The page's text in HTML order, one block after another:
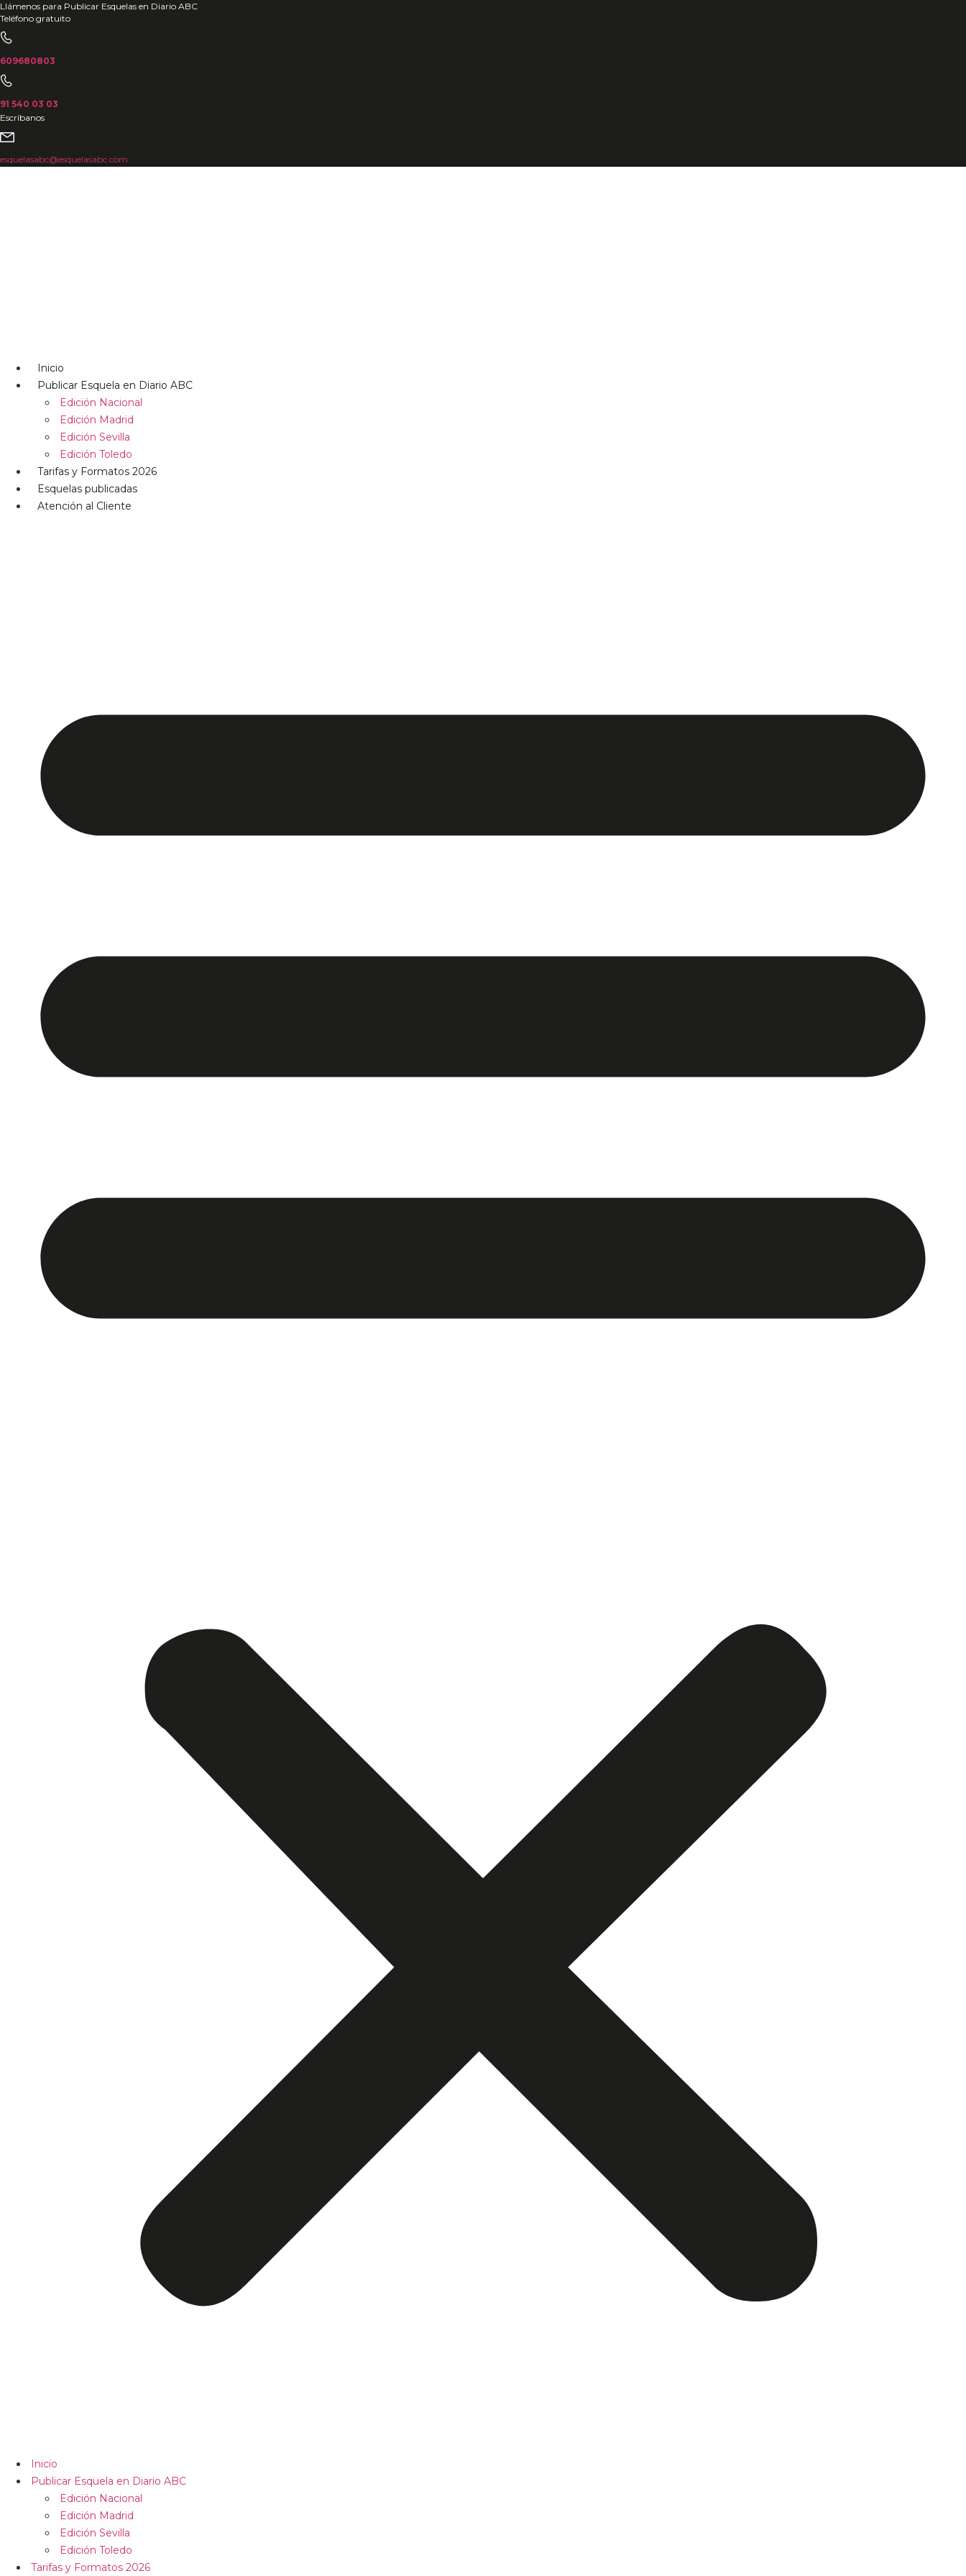
Ir
al
contenido
Llámenos para Publicar Esquelas en Diario ABC
Teléfono gratuito
609680803
91 540 03 03
Escríbanos
esquelasabc@esquelasabc.com
Inicio
Publicar Esquela en Diario ABC
Edición Nacional
Edición Madrid
Edición Sevilla
Edición Toledo
Tarifas y Formatos 2026
Esquelas publicadas
Atención al Cliente
Inicio
Publicar Esquela en Diario ABC
Edición Nacional
Edición Madrid
Edición Sevilla
Edición Toledo
Tarifas y Formatos 2026